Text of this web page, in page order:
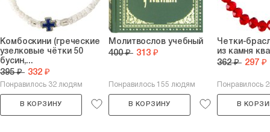
Комбоскини (греческие
узелковые чётки 50
бусин,...
395 ₽ 332 ₽
Понравилось 32 людям
В КОРЗИНУ
Молитвослов учебный
400 ₽ 313 ₽
Понравилось 155 людям
В КОРЗИНУ
Четки-
из камня
362 ₽ 297 ₽
Понравилось
В